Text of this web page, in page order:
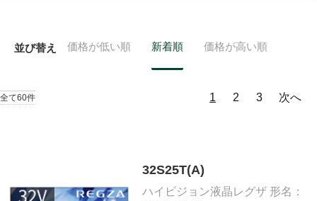
並び替え 価格が低い順 新着順 価格が高い順
全て60件 1 2 3 次へ
32S25T(A)
ハイビジョン液晶レグザ 形名：